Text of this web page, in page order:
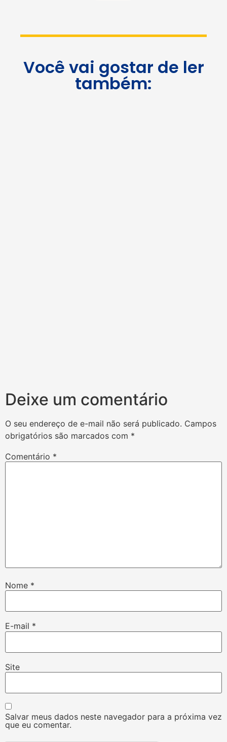
Você vai gostar de ler
também:
Deixe um comentário
O seu endereço de e-mail não será publicado. Campos
obrigatórios são marcados com *
Comentário *
Nome *
E-mail *
Site
Salvar meus dados neste navegador para a próxima vez
que eu comentar.